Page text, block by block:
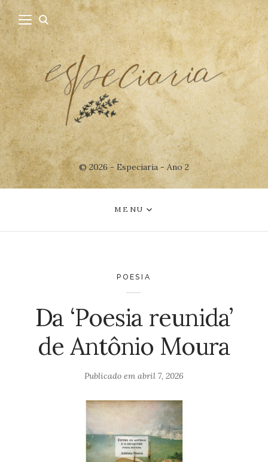
© 2026 - Especiaria - Ano 2
MENU
POESIA
Da ‘Poesia reunida’
de Antônio Moura
Publicado em abril 7, 2026